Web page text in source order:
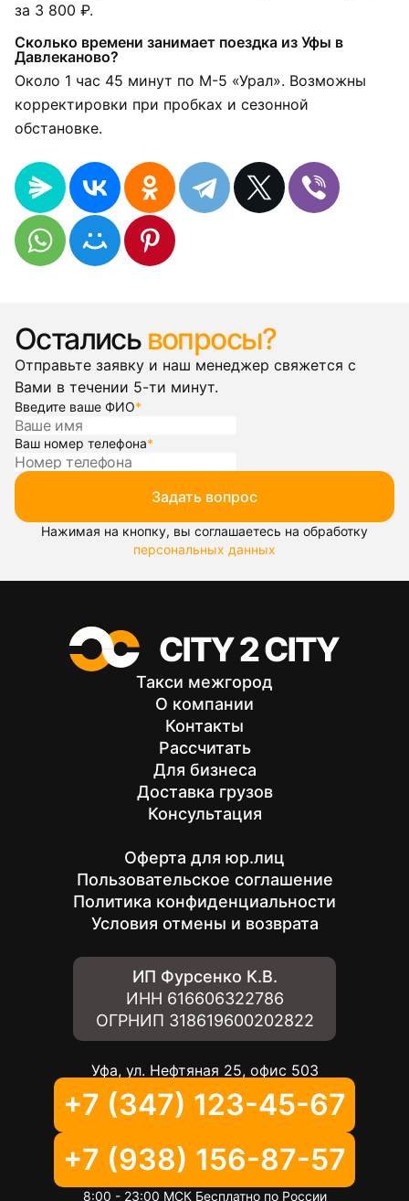
за 3 800 ₽.
Сколько времени занимает поездка из Уфы в
Давлеканово?
Около 1 час 45 минут по М-5 «Урал». Возможны
корректировки при пробках и сезонной
обстановке.
Остались вопросы?
Отправьте заявку и наш менеджер свяжется с
Вами в течении 5-ти минут.
Введите ваше ФИО*
Ваш номер телефона*
Задать вопрос
Нажимая на кнопку, вы соглашаетесь на обработку
персональных данных
Такси межгород
О компании
Контакты
Рассчитать
Для бизнеса
Доставка грузов
Консультация
Оферта для юр.лиц
Пользовательское соглашение
Политика конфиденциальности
Условия отмены и возврата
ИП Фурсенко К.В.
ИНН 616606322786
ОГРНИП 318619600202822
Уфа, ул. Нефтяная 25, офис 503
+7 (347) 123-45-67
+7 (938) 156-87-57
8:00 - 23:00 МСК Бесплатно по России